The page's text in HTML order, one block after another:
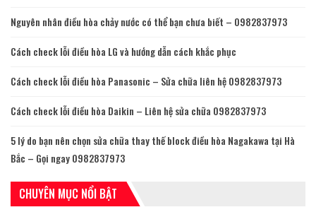
Nguyên nhân điều hòa chảy nước có thể bạn chưa biết – 0982837973
Cách check lỗi điều hòa LG và hướng dẫn cách khắc phục
Cách check lỗi điều hòa Panasonic – Sửa chữa liên hệ 0982837973
Cách check lỗi điều hòa Daikin – Liên hệ sửa chữa 0982837973
5 lý do bạn nên chọn sửa chữa thay thế block điều hòa Nagakawa tại Hà
Bắc – Gọi ngay 0982837973
CHUYÊN MỤC NỔI BẬT